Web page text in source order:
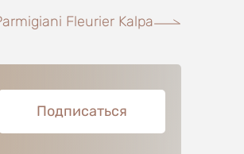
Fleurier Kalpa
Подписаться